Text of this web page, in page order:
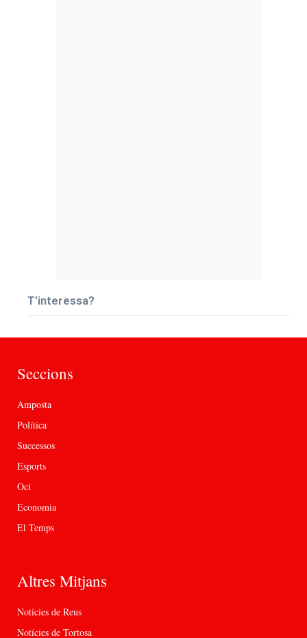
T’interessa?
Seccions
Amposta
Política
Successos
Esports
Oci
Economia
El Temps
Altres Mitjans
Notícies de Reus
Notícies de Tortosa